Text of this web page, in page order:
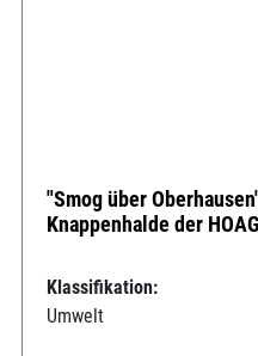
"Smog über
Knappenhalde der HOAG
Klassifikation:
Umwelt